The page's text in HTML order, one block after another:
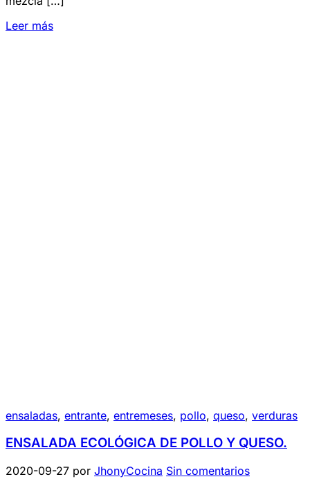
Leer más
ensaladas, entrante, entremeses, pollo, queso, verduras
ENSALADA ECOLÓGICA DE POLLO Y QUESO.
2020-09-27 por JhonyCocina Sin comentarios